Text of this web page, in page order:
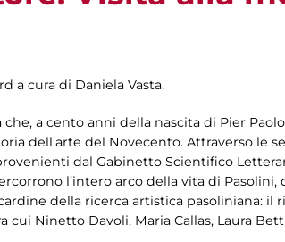
a cura di Daniela Vasta.
che, a cento anni della nascita di Pier Paolo
dell’arte del Novecento. Attraverso le
dal Gabinetto Scientifico
l’intero arco della vita di
della ricerca artistica pasoliniana: il
Ninetto Davoli, Maria Callas, Laura